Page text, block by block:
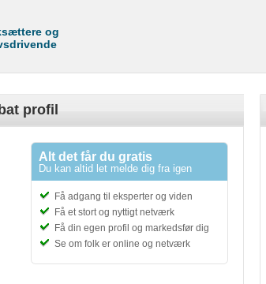
og
profil
Alt det får du gratis
Du kan altid let melde dig fra igen
Få adgang til eksperter og viden
Få et stort og nyttigt netværk
Få din egen profil og markedsfør dig
Se om folk er online og netværk